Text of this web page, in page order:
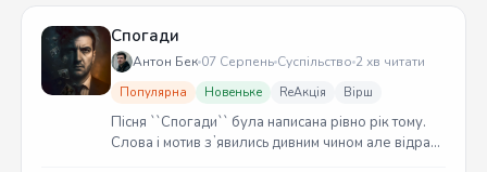
Спогади
Антон Бек 07 Серпень Суспільство 2 хв читати
Популярна Новеньке ReАкція Вірш
Пісня ``Спогади`` була написана рівно рік тому.
Слова і мотив зʼявились дивним чином але відразу